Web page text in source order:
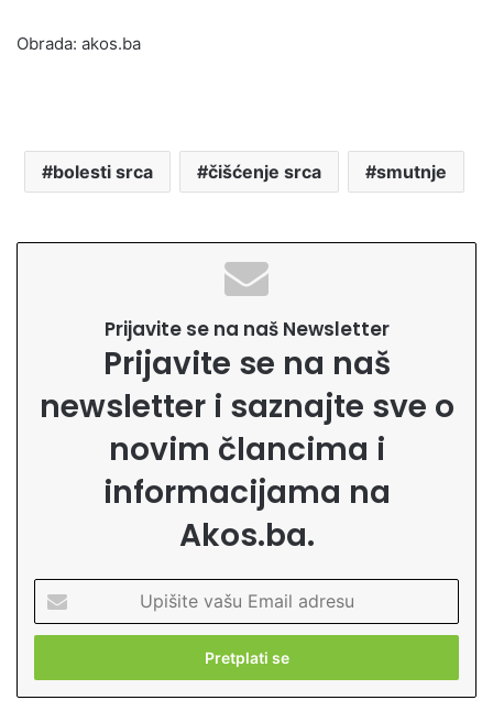
Obrada: akos.ba
bolesti srca čišćenje srca smutnje
Prijavite se na naš Newsletter
Prijavite se na naš
newsletter i saznajte sve o
novim člancima i
informacijama na
Akos.ba.
i
i